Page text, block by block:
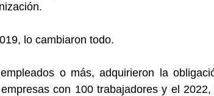
lo cambiaron todo.
o más, adquirieron la
con 100 trabajadores y el